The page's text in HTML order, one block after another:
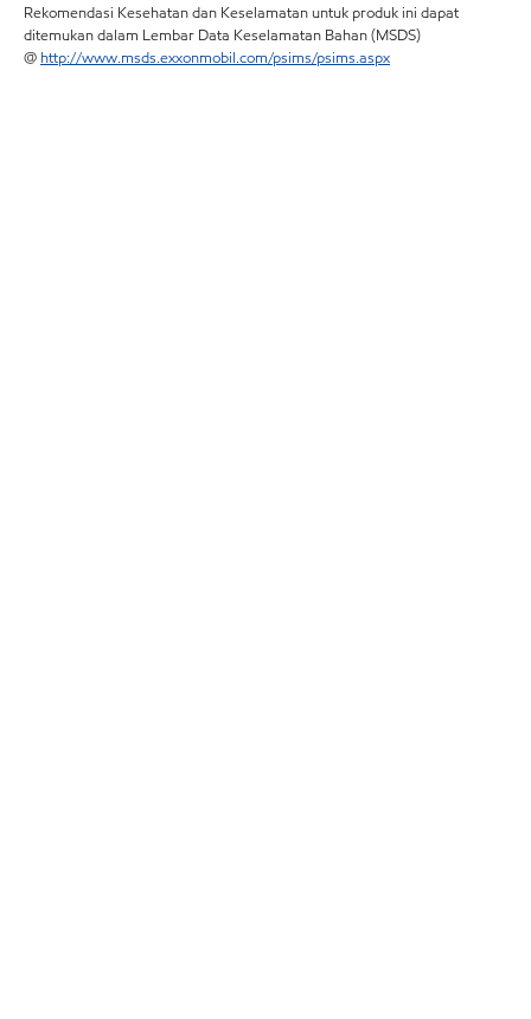
Rekomendasi Kesehatan dan Keselamatan untuk produk ini dapat
ditemukan dalam Lembar Data Keselamatan Bahan (MSDS)
@ http://www.msds.exxonmobil.com/psims/psims.aspx